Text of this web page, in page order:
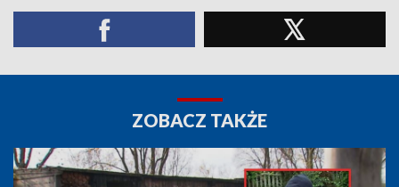
ZOBACZ TAKŻE